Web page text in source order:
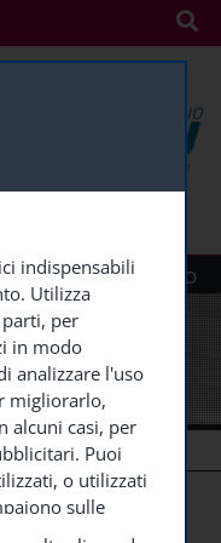
Siti Gruppo
PREVENZIONE E
DELLE
indispensabili
Utilizza
per
in modo
analizzare l'uso
migliorarlo,
alcuni casi, per
Puoi
o utilizzati
sulle
pulsante